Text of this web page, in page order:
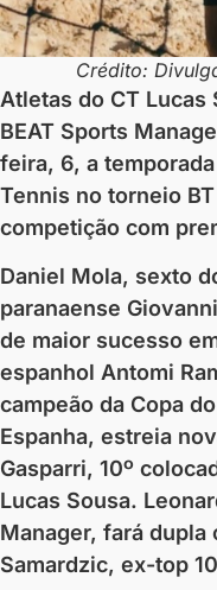
Crédito:
Atletas do CT Lucas
BEAT Sports
feira, 6, a
Tennis no torneio
competição com
Daniel Mola, sexto
paranaense
de maior sucesso
espanhol Antomi
campeão da Copa
Espanha, estreia
Gasparri, 10º
Lucas Sousa.
Manager, fará dupla
Samardzic, ex-top